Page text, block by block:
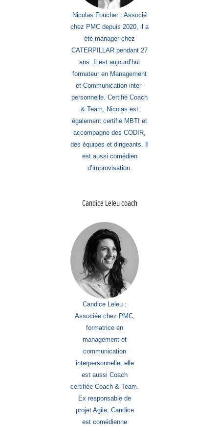
Nicolas Foucher : Associé
chez PMC depuis 2020, il a
été manager chez
CATERPILLAR pendant 27
ans. Il est aujourd’hui
formateur en Management
et Communication inter-
personnelle. Certifié Coach
& Team, Nicolas est
également certifié MBTI et
accompagne des CODIR,
des équipes et dirigeants. Il
est aussi comédien
d’improvisation.
Candice Leleu coach
Candice Leleu :
Associée chez PMC,
formatrice en
management et
communication
interpersonnelle, elle
est aussi Coach
certifiée Coach & Team.
Ex responsable de
projet Agile, Candice
est comédienne